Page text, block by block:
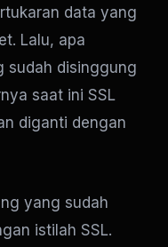
data yang
Lalu, apa
sudah disinggung
saat ini SSL
diganti dengan
yang sudah
istilah SSL.